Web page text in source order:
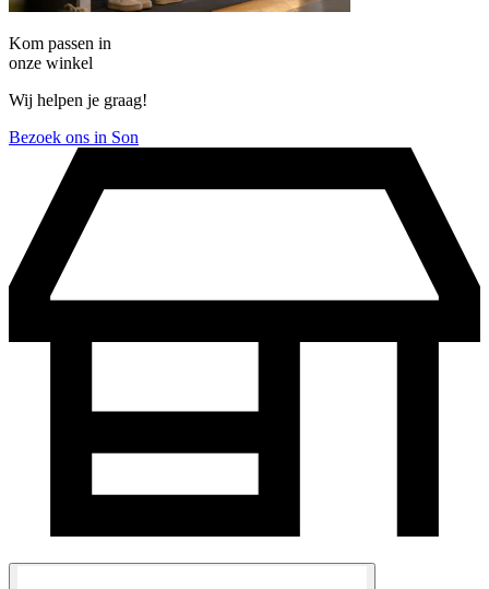
Kom passen in
onze winkel
Wij helpen je graag!
Bezoek ons in Son